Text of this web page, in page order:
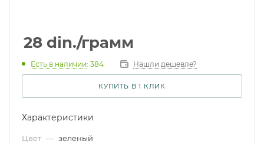
28 din./грамм
Есть в наличии: 384 Нашли дешевле?
КУПИТЬ В 1 КЛИК
Характеристики
Цвет — зеленый